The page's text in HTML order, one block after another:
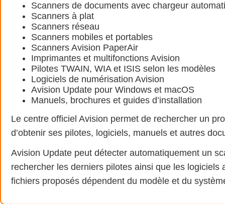
Scanners de documents avec chargeur
Scanners à plat
Scanners réseau
Scanners mobiles et portables
Scanners Avision PaperAir
Imprimantes et multifonctions Avision
Pilotes TWAIN, WIA et ISIS selon les modèles
Logiciels de numérisation Avision
Avision Update pour Windows et macOS
Manuels, brochures et guides d’installation
Le centre officiel Avision permet de rechercher un
d’obtenir ses pilotes, logiciels, manuels et autres
Avision Update peut détecter automatiquement un
rechercher les derniers pilotes ainsi que les logiciels
fichiers proposés dépendent du modèle et du